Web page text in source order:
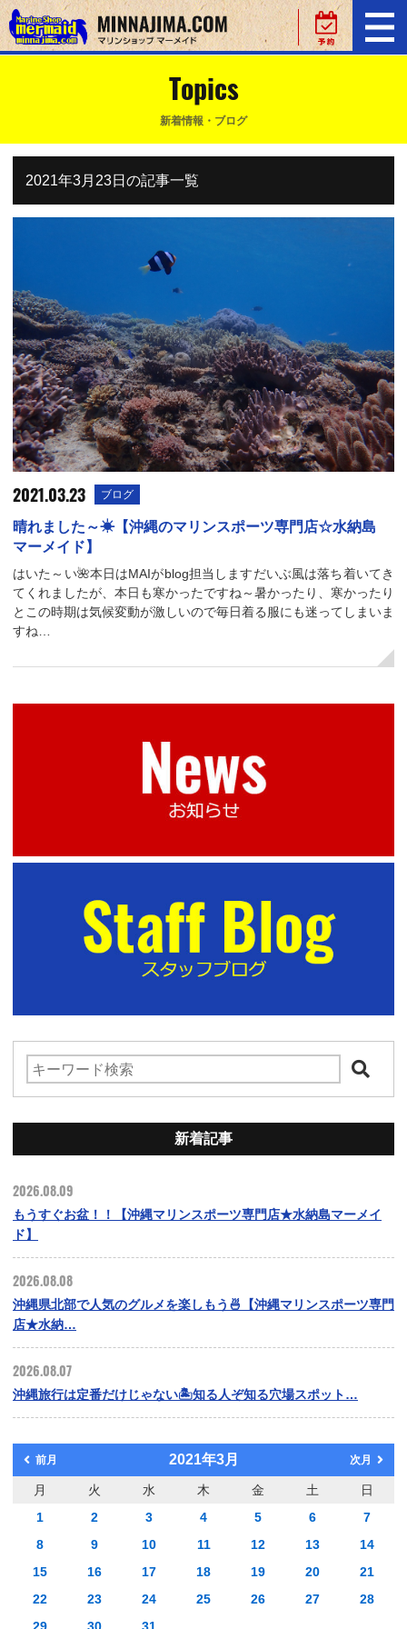
Topics
新着情報・ブログ
2021年3月23日の記事一覧
2021.03.23 ブログ
晴れました～☀【沖縄のマリンスポーツ専門店☆水納島
マーメイド】
はいた～い🌺本日はMAIがblog担当しますだいぶ風は落ち着いてき
てくれましたが、本日も寒かったですね～暑かったり、寒かったり
とこの時期は気候変動が激しいので毎日着る服にも迷ってしまいま
すね…
新着記事
2026.08.09
もうすぐお盆！！【沖縄マリンスポーツ専門店★水納島マーメイ
ド】
2026.08.08
沖縄県北部で人気のグルメを楽しもう🍜【沖縄マリンスポーツ専門
店★水納…
2026.08.07
沖縄旅行は定番だけじゃない🏝️知る人ぞ知る穴場スポット…
前月 2021年3月 次月
月 火 水 木 金 土
日
1
2 3 4 5 6
7
8
9 10 11 12 13
14
15
16 17 18 19 20
21
22
23 24 25 26 27
28
29
30 31